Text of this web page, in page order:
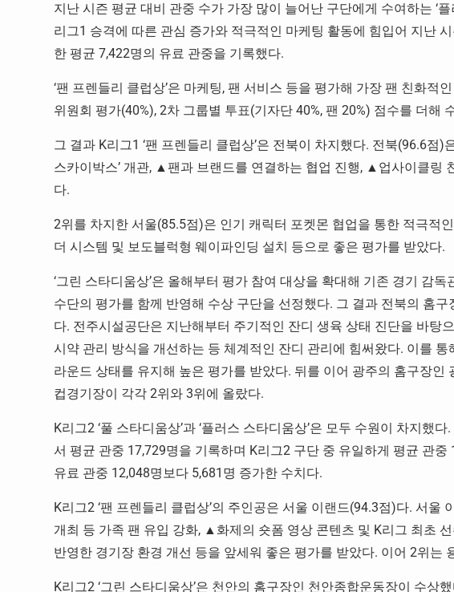
지난 시즌 평균 대비 관중 수가 가장 많이 늘어난 구단에게 수여하는 ‘
리그1 승격에 따른 관심 증가와 적극적인 마케팅 활동에 힘입어 지난
한 평균 7,422명의 유료 관중을 기록했다.
‘팬 프렌들리 클럽상’은 마케팅, 팬 서비스 등을 평가해 가장 팬 친화적
위원회 평가(40%), 2차 그룹별 투표(기자단 40%, 팬 20%) 점수를 더해
그 결과 K리그1 ‘팬 프렌들리 클럽상’은 전북이 차지했다. 전북(96.6점)
스카이박스’ 개관, ▲팬과 브랜드를 연결하는 협업 진행, ▲업사이클링
다.
2위를 차지한 서울(85.5점)은 인기 캐릭터 포켓몬 협업을 통한 적극적
더 시스템 및 보도블럭형 웨이파인딩 설치 등으로 좋은 평가를 받았다.
‘그린 스타디움상’은 올해부터 평가 참여 대상을 확대해 기존 경기 감
수단의 평가를 함께 반영해 수상 구단을 선정했다. 그 결과 전북의 홈
다. 전주시설공단은 지난해부터 주기적인 잔디 생육 상태 진단을 바탕
시약 관리 방식을 개선하는 등 체계적인 잔디 관리에 힘써왔다. 이를
라운드 상태를 유지해 높은 평가를 받았다. 뒤를 이어 광주의 홈구장
컵경기장이 각각 2위와 3위에 올랐다.
K리그2 ‘풀 스타디움상’과 ‘플러스 스타디움상’은 모두 수원이 차지했
서 평균 관중 17,729명을 기록하며 K리그2 구단 중 유일하게 평균 관
유료 관중 12,048명보다 5,681명 증가한 수치다.
K리그2 ‘팬 프렌들리 클럽상’의 주인공은 서울 이랜드(94.3점)다. 서
개최 등 가족 팬 유입 강화, ▲화제의 숏폼 영상 콘텐츠 및 K리그 최초
반영한 경기장 환경 개선 등을 앞세워 좋은 평가를 받았다. 이어 2위는
K리그2 ‘그린 스타디움상’은 천안의 홈구장인 천안종합운동장이 수상